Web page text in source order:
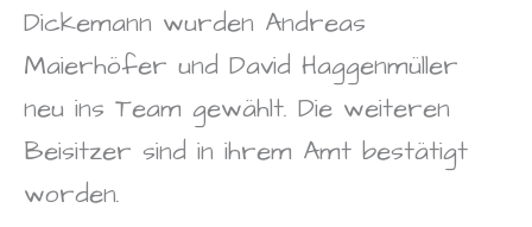
Dickemann wurden Andreas
Maierhöfer und David Haggenmüller
neu ins Team gewählt. Die weiteren
Beisitzer sind in ihrem Amt bestätigt
worden.